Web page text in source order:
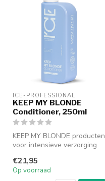
ICE-PROFESSIONAL
KEEP MY BLONDE
Conditioner, 250ml
KEEP MY BLONDE producten
voor intensieve verzorging
zowel...
€21,95
Op voorraad